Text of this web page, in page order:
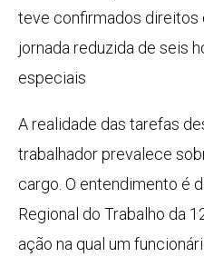
teve confirmados direitos
jornada reduzida de seis
especiais
A realidade das tarefas
trabalhador prevalece
cargo. O entendimento é
Regional do Trabalho da
ação na qual um